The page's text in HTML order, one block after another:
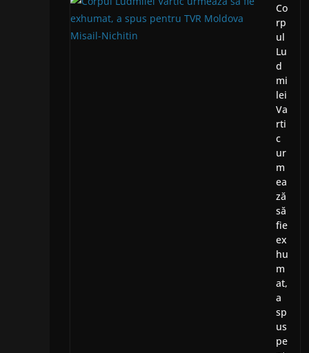
Co
rp
ul
Lu
d
mi
lei
Va
rti
c
ur
m
ea
ză
să
fie
ex
hu
m
at,
a
sp
us
pe